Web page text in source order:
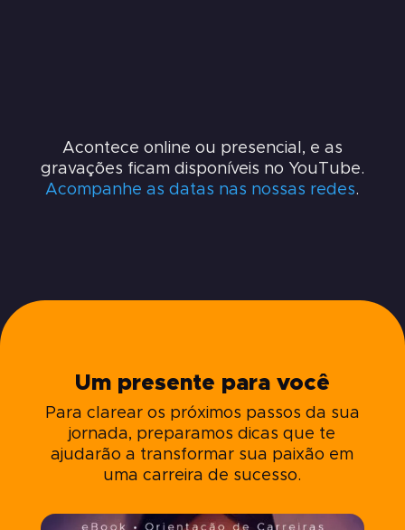
Acontece online ou presencial, e as
gravações ficam disponíveis no YouTube.
Acompanhe as datas nas nossas redes.
Um presente para você
Para clarear os próximos passos da sua
jornada, preparamos dicas que te
ajudarão a transformar sua paixão em
uma carreira de sucesso.